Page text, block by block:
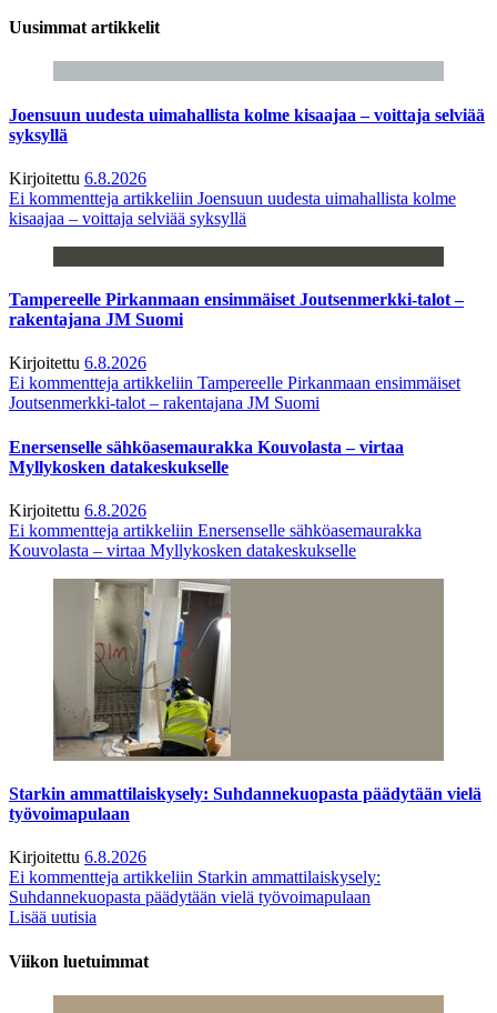
Uusimmat artikkelit
Joensuun uudesta uimahallista kolme kisaajaa – voittaja selviää
syksyllä
Kirjoitettu 6.8.2026
Ei kommentteja artikkeliin Joensuun uudesta uimahallista kolme
kisaajaa – voittaja selviää syksyllä
Tampereelle Pirkanmaan ensimmäiset Joutsenmerkki-talot –
rakentajana JM Suomi
Kirjoitettu 6.8.2026
Ei kommentteja artikkeliin Tampereelle Pirkanmaan ensimmäiset
Joutsenmerkki-talot – rakentajana JM Suomi
Enersenselle sähköasemaurakka Kouvolasta – virtaa
Myllykosken datakeskukselle
Kirjoitettu 6.8.2026
Ei kommentteja artikkeliin Enersenselle sähköasemaurakka
Kouvolasta – virtaa Myllykosken datakeskukselle
Starkin ammattilaiskysely: Suhdannekuopasta päädytään vielä
työvoimapulaan
Kirjoitettu 6.8.2026
Ei kommentteja artikkeliin Starkin ammattilaiskysely:
Suhdannekuopasta päädytään vielä työvoimapulaan
Lisää uutisia
Viikon luetuimmat